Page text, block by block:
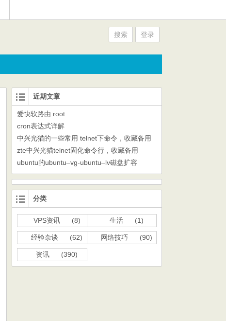
搜索 登录
近期文章
爱快软路由 root
cron表达式详解
中兴光猫的一些常用 telnet下命令，收藏备用
zte中兴光猫telnet固化命令行，收藏备用
ubuntu的ubuntu–vg-ubuntu–lv磁盘扩容
分类
VPS资讯 (8) 生活 (1)
经验杂谈 (62) 网络技巧 (90)
资讯 (390)